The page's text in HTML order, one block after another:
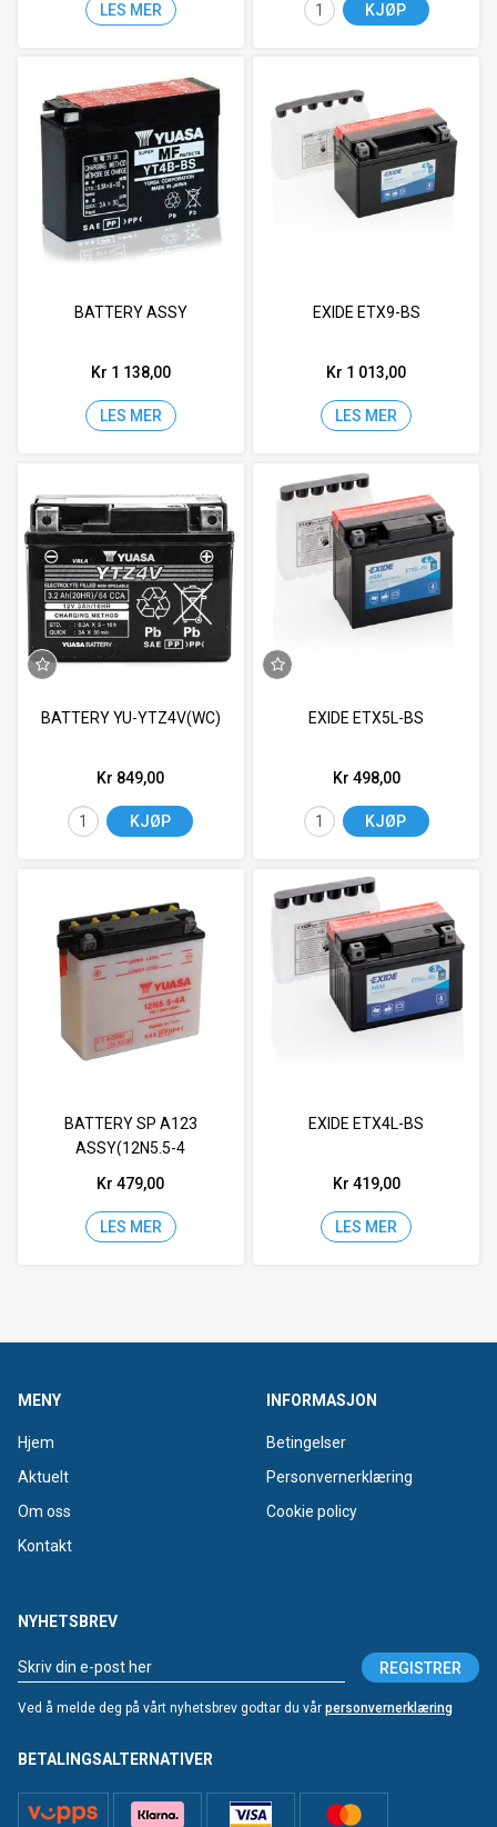
LES MER KJØP
BATTERY ASSY
Kr 1 138,00
LES MER
EXIDE ETX9-BS
Kr 1 013,00
LES MER
BATTERY YU-YTZ4V(WC)
Kr 849,00
KJØP
EXIDE ETX5L-BS
Kr 498,00
KJØP
BATTERY SP A123
ASSY(12N5.5-4
Kr 479,00
LES MER
EXIDE ETX4L-BS
Kr 419,00
LES MER
MENY
Hjem
Aktuelt
Om oss
Kontakt
INFORMASJON
Betingelser
Personvernerklæring
Cookie policy
NYHETSBREV
REGISTRER
Ved å melde deg på vårt nyhetsbrev godtar du vår personvernerklæring
BETALINGSALTERNATIVER